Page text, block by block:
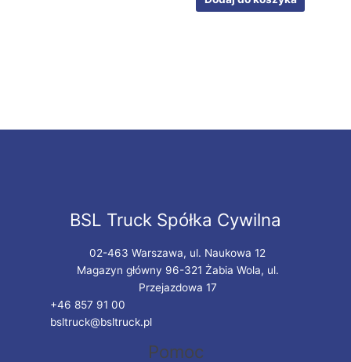
BSL Truck Spółka Cywilna
02-463 Warszawa, ul. Naukowa 12
Magazyn główny 96-321 Żabia Wola, ul.
Przejazdowa 17
+46 857 91 00
bsltruck@bsltruck.pl
Pomoc